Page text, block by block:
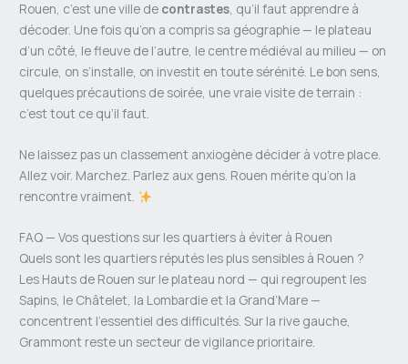
Rouen, c’est une ville de contrastes, qu’il faut apprendre à
décoder. Une fois qu’on a compris sa géographie — le plateau
d’un côté, le fleuve de l’autre, le centre médiéval au milieu — on
circule, on s’installe, on investit en toute sérénité. Le bon sens,
quelques précautions de soirée, une vraie visite de terrain :
c’est tout ce qu’il faut.
Ne laissez pas un classement anxiogène décider à votre place.
Allez voir. Marchez. Parlez aux gens. Rouen mérite qu’on la
rencontre vraiment.
FAQ — Vos questions sur les quartiers à éviter à Rouen
Quels sont les quartiers réputés les plus sensibles à Rouen ?
Les Hauts de Rouen sur le plateau nord — qui regroupent les
Sapins, le Châtelet, la Lombardie et la Grand’Mare —
concentrent l’essentiel des difficultés. Sur la rive gauche,
Grammont reste un secteur de vigilance prioritaire.